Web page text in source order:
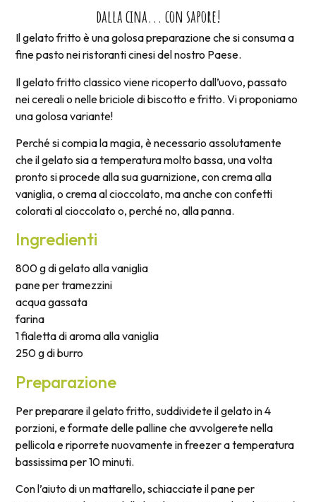
dalla cina... con sapore!
Il gelato fritto è una golosa preparazione che si consuma a
fine pasto nei ristoranti cinesi del nostro Paese.
Il gelato fritto classico viene ricoperto dall’uovo, passato
nei cereali o nelle briciole di biscotto e fritto. Vi proponiamo
una golosa variante!
Perché si compia la magia, è necessario assolutamente
che il gelato sia a temperatura molto bassa, una volta
pronto si procede alla sua guarnizione, con crema alla
vaniglia, o crema al cioccolato, ma anche con confetti
colorati al cioccolato o, perché no, alla panna.
Ingredienti
800 g di gelato alla vaniglia
pane per tramezzini
acqua gassata
farina
1 fialetta di aroma alla vaniglia
250 g di burro
Preparazione
Per preparare il gelato fritto, suddividete il gelato in 4
porzioni, e formate delle palline che avvolgerete nella
pellicola e riporrete nuovamente in freezer a temperatura
bassissima per 10 minuti.
Con l’aiuto di un mattarello, schiacciate il pane per